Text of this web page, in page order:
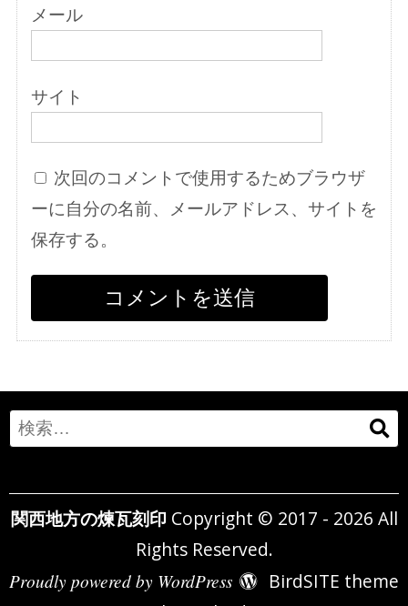
メール
サイト
次回のコメントで使用するためブラウザ
ーに自分の名前、メールアドレス、サイトを
保存する。
Search
for:
関西地方の煉瓦刻印 Copyright © 2017 - 2026 All
Rights Reserved.
Proudly powered by WordPress
BirdSITE theme